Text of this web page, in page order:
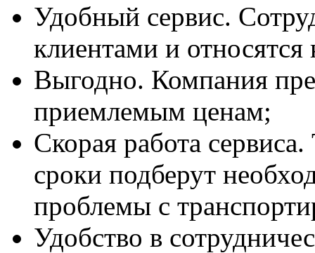
Удобный сервис.
клиентами и
Выгодно. Компания
приемлемым ценам;
Скорая работа
сроки подберут
проблемы с
Удобство в